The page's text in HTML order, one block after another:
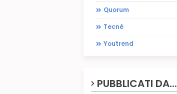
Quorum
Tecnè
Youtrend
PUBBLICATI DA...